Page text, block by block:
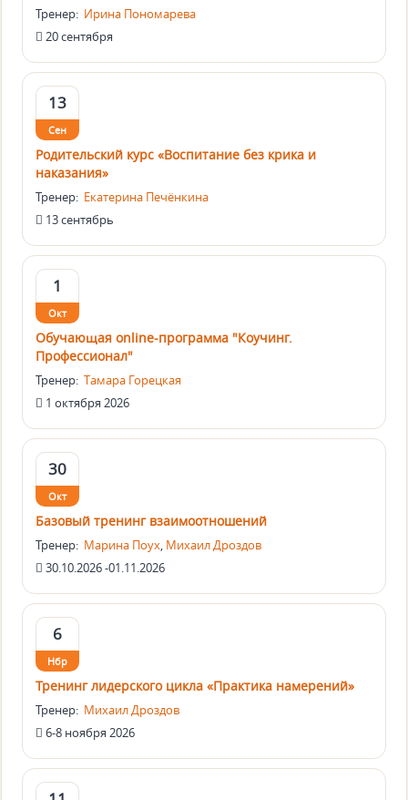
Тренер: Ирина Пономарева
20 сентября
13
Сен
Родительский курс «Воспитание без крика и
наказания»
Тренер: Екатерина Печёнкина
13 сентябрь
1
Окт
Обучающая online-программа "Коучинг.
Профессионал"
Тренер: Тамара Горецкая
1 октября 2026
30
Окт
Базовый тренинг взаимоотношений
Тренер: Марина Поух, Михаил Дроздов
30.10.2026 -01.11.2026
6
Нбр
Тренинг лидерского цикла «Практика намерений»
Тренер: Михаил Дроздов
6-8 ноября 2026